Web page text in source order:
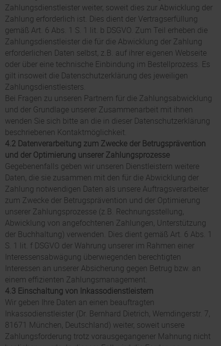
Zahlungsdienstleister weiter, soweit dies zur Abwicklung der
Zahlung erforderlich ist. Dies dient der Vertragserfüllung
gemäß Art. 6 Abs. 1 S. 1 lit. b DSGVO. Zum Teil erheben die
Zahlungsdienstleister die für die Abwicklung der Zahlung
erforderlichen Daten selbst, z.B. auf ihrer eigenen Webseite
oder über eine technische Einbindung im Bestellprozess. Es
gilt insoweit die Datenschutzerklärung des jeweiligen
Zahlungsdienstleisters.
Bei Fragen zu unseren Partnern für die Zahlungsabwicklung
und der Grundlage unserer Zusammenarbeit mit ihnen
wenden Sie sich bitte an die in dieser Datenschutzerklärung
beschriebenen Kontaktmöglichkeit.
4.2 Datenverarbeitung zum Zwecke der Betrugsprävention
und der Optimierung unserer Zahlungsprozesse
Gegebenenfalls geben wir unseren Dienstleistern weitere
Daten, die sie zusammen mit den für die Abwicklung der
Zahlung notwendigen Daten als unsere Auftragsverarbeiter
zum Zwecke der Betrugsprävention und der Optimierung
unserer Zahlungsprozesse (z.B. Rechnungsstellung,
Abwicklung von angefochtenen Zahlungen, Unterstützung
der Buchhaltung) verwenden. Dies dient gemäß Art. 6 Abs. 1
S. 1 lit. f DSGVO der Wahrung unserer im Rahmen einer
Interessensabwägung überwiegenden berechtigten
Interessen an unserer Absicherung gegen Betrug bzw. an
einem effizienten Zahlungsmanagement.
4.3 Einschaltung von Inkassodienstleistern
Wir geben Ihre Daten an einen beauftragten
Inkassodienstleister (Dr. Bernhard Dietrich, Wemdingerstr. 7,
81671 München, Deutschland) weiter, soweit unsere
Zahlungsforderung trotz vorausgegangener Mahnung nicht